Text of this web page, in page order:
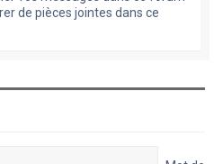
de pièces jointes dans ce